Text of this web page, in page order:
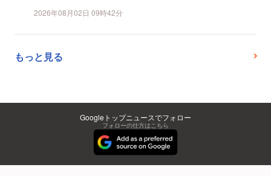
2026年08月02日 09時42分
もっと見る
Googleトップニュースでフォロー
フォローの仕方はこちら